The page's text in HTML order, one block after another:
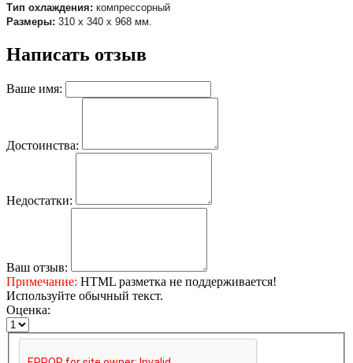
Тип охлаждения: компрессорный
Размеры: 310 х 340 х 968 мм.
Написать отзыв
Ваше имя:
Достоинства:
Недостатки:
Ваш отзыв:
Примечание: HTML разметка не поддерживается!
Используйте обычный текст.
Оценка: